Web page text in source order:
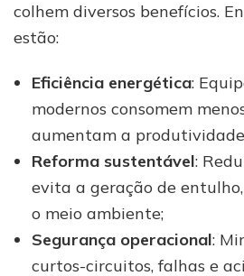
colhem diversos benefícios.
estão:
Eficiência energética:
modernos consomem
aumentam a
Reforma sustentável:
evita a geração de
o meio ambiente;
Segurança operacional:
curtos-circuitos, falhas e